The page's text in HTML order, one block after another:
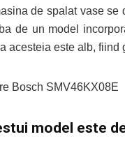
de spalat vase
de un model
acesteia este alb, fiind
model este